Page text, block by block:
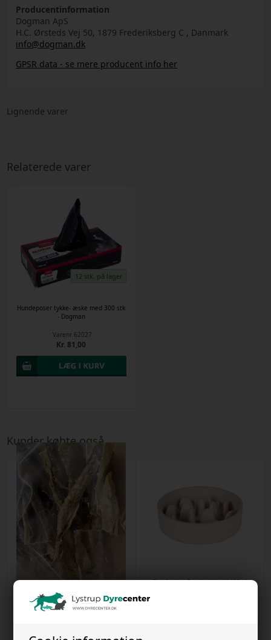
Producentinformation
Dogman ApS
H.C. Ørsteds Vej 50, 1879 Frederiksberg C , Danmark
info@dogman.dk
GPSR data - se mere producent info her
Lignende varer
Relaterede varer
12 stk. på lager
Hundeposer tykke- æske med 300 stk
- Dogman
Varenr 62027
Kr. 81,00
Kunder købte også
Torskeskind Sticks ca.15cm 250g -
Varenr 1032023a
Slowfeeder Greni - beige 1490ml